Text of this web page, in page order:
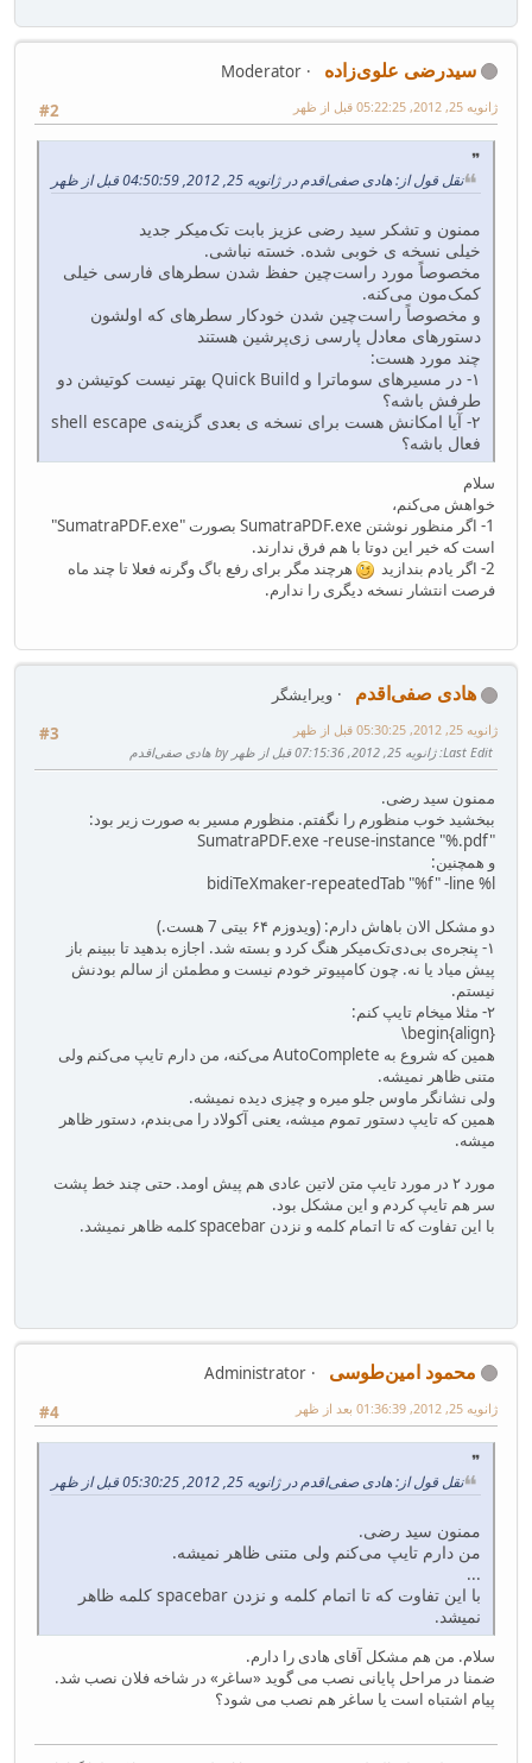
سیدرضی علوی‌زاده
Moderator
#2
ژانویه 25, 2012, 05:22:25 قبل از ظهر
نقل قول از: هادی صفی‌اقدم در ژانویه 25, 2012, 04:50:59 قبل از ظهر
ممنون و تشکر سید رضی عزیز بابت تک‌میکر جدید
خیلی نسخه ی خوبی شده. خسته نباشی.
مخصوصاً مورد راست‌چین حفظ شدن سطرهای فارسی خیلی
کمک‌مون می‌کنه.
و مخصوصاً راست‌چین شدن خودکار سطرهای که اولشون
دستورهای معادل پارسی زی‌پرشین هستند
چند مورد هست:
۱- در مسیرهای سوماترا و Quick Build بهتر نیست کوتیشن دو
طرفش باشه؟
۲- آیا امکانش هست برای نسخه ی بعدی گزینه‌ی shell escape
فعال باشه؟
سلام
خواهش می‌کنم،
1- اگر منظور نوشتن SumatraPDF.exe بصورت "SumatraPDF.exe"
است که خیر این دوتا با هم فرق ندارند.
2- اگر یادم بندازید
هرچند مگر برای رفع باگ وگرنه فعلا تا چند ماه
فرصت انتشار نسخه دیگری را ندارم.
هادی صفی‌اقدم
ویرایشگر
#3
ژانویه 25, 2012, 05:30:25 قبل از ظهر
Last Edit: ژانویه 25, 2012, 07:15:36 قبل از ظهر by هادی صفی‌اقدم
ممنون سید رضی.
ببخشید خوب منظورم را نگفتم. منظورم مسیر به صورت زیر بود:
‪SumatraPDF.exe -reuse-instance "%.pdf"‬
و همچنین:
‪bidiTeXmaker-repeatedTab "%f" -line %l‬
دو مشکل الان باهاش دارم: (ویدوزم ۶۴ بیتی 7 هست.)
۱- پنجره‌ی بی‌دی‌تک‌میکر هنگ کرد و بسته شد. اجازه بدهید تا ببینم باز
پیش میاد یا نه. چون کامپیوتر خودم نیست و مطمئن از سالم بودنش
نیستم.
۲- مثلا میخام تایپ کنم:
‪\begin{align}‬
همین که شروع به AutoComplete می‌کنه، من دارم تایپ می‌کنم ولی
متنی ظاهر نمیشه.
ولی نشانگر ماوس جلو میره و چیزی دیده نمیشه.
همین که تایپ دستور تموم میشه، یعنی آکولاد را می‌بندم، دستور ظاهر
میشه.
مورد ۲ در مورد تایپ متن لاتین عادی هم پیش اومد. حتی چند خط پشت
سر هم تایپ کردم و این مشکل بود.
با این تفاوت که تا اتمام کلمه و نزدن spacebar کلمه ظاهر نمیشد.
محمود امین‌طوسی
Administrator
#4
ژانویه 25, 2012, 01:36:39 بعد از ظهر
نقل قول از: هادی صفی‌اقدم در ژانویه 25, 2012, 05:30:25 قبل از ظهر
ممنون سید رضی.
من دارم تایپ می‌کنم ولی متنی ظاهر نمیشه.
...
با این تفاوت که تا اتمام کلمه و نزدن spacebar کلمه ظاهر
نمیشد.
سلام. من هم مشکل آقای هادی را دارم.
ضمنا در مراحل پایانی نصب می گوید «ساغر» در شاخه فلان نصب شد.
پیام اشتباه است یا ساغر هم نصب می شود؟